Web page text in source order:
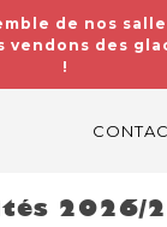
de nos
vendons des
!
2026/